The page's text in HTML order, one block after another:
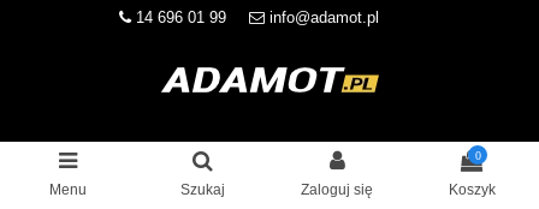
14 696 01 99 info@adamot.pl
Menu Szukaj Zaloguj się
0
Koszyk